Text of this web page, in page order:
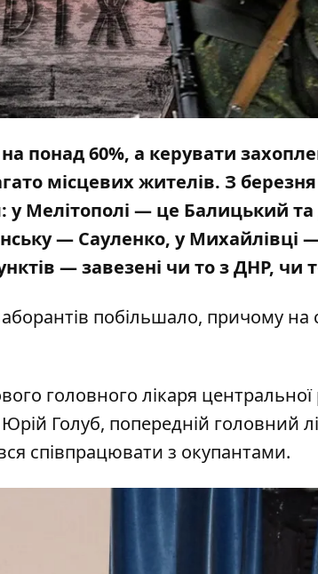
понад 60%, а керувати
місцевих жителів. З
у Мелітополі — це Балицький
— Сауленко, у Михайлівці
— завезені чи то з ДНР, чи
побільшало, причому на
головного лікаря центральної
Голуб, попередній головний
співпрацювати з окупантами.